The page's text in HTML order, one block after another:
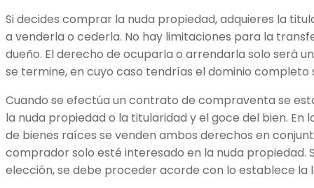
Si decides comprar la nuda propiedad, adquieres la
a venderla o cederla. No hay limitaciones para la
dueño. El derecho de ocuparla o arrendarla solo será
se termine, en cuyo caso tendrías el dominio completo
Cuando se efectúa un contrato de compraventa se
la nuda propiedad o la titularidad y el goce del bien.
de bienes raíces se venden ambos derechos en
comprador solo esté interesado en la nuda propiedad.
elección, se debe proceder acorde con lo establece la